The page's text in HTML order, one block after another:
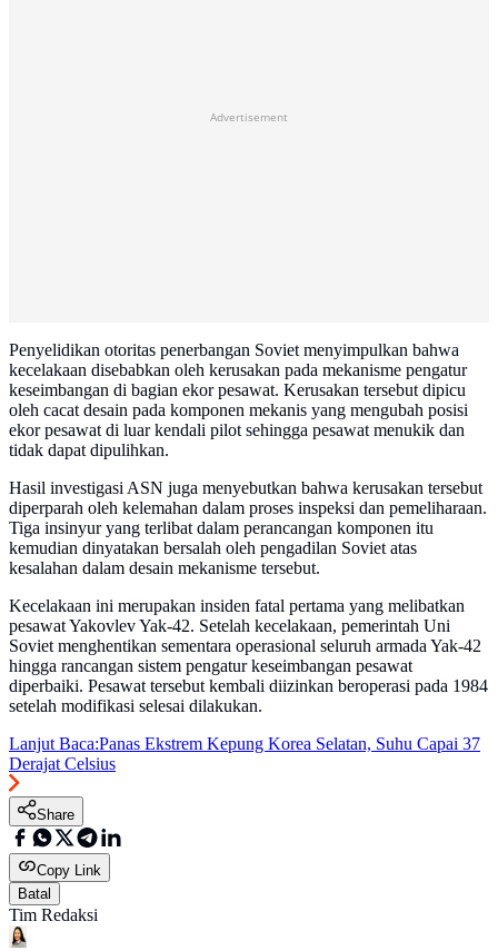
Advertisement
Penyelidikan otoritas penerbangan Soviet menyimpulkan bahwa
kecelakaan disebabkan oleh kerusakan pada mekanisme pengatur
keseimbangan di bagian ekor pesawat. Kerusakan tersebut dipicu
oleh cacat desain pada komponen mekanis yang mengubah posisi
ekor pesawat di luar kendali pilot sehingga pesawat menukik dan
tidak dapat dipulihkan.
Hasil investigasi ASN juga menyebutkan bahwa kerusakan tersebut
diperparah oleh kelemahan dalam proses inspeksi dan pemeliharaan.
Tiga insinyur yang terlibat dalam perancangan komponen itu
kemudian dinyatakan bersalah oleh pengadilan Soviet atas
kesalahan dalam desain mekanisme tersebut.
Kecelakaan ini merupakan insiden fatal pertama yang melibatkan
pesawat Yakovlev Yak-42. Setelah kecelakaan, pemerintah Uni
Soviet menghentikan sementara operasional seluruh armada Yak-42
hingga rancangan sistem pengatur keseimbangan pesawat
diperbaiki. Pesawat tersebut kembali diizinkan beroperasi pada 1984
setelah modifikasi selesai dilakukan.
Lanjut Baca:Panas Ekstrem Kepung Korea Selatan, Suhu Capai 37
Derajat Celsius
Share
Copy Link
Batal
Tim Redaksi